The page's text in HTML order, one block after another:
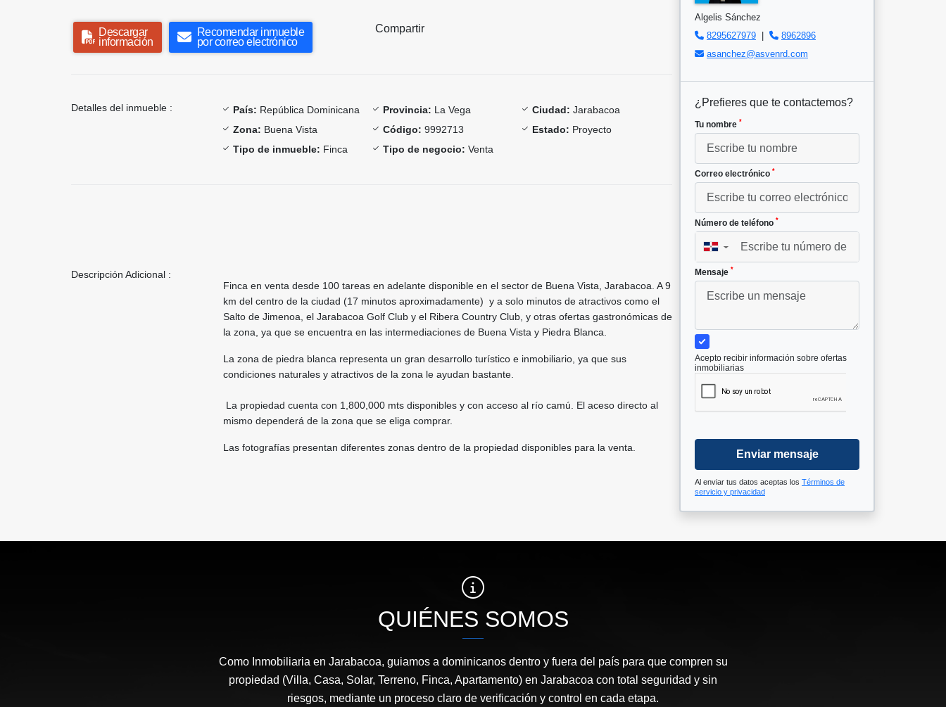
Descargar
información
Recomendar inmueble
por correo electrónico
Compartir
Detalles del inmueble : País: República Dominicana Provincia: La Vega Ciudad: Jarabacoa
Zona: Buena Vista Código: 9992713 Estado: Proyecto
Tipo de inmueble: Finca Tipo de negocio: Venta
Descripción Adicional :
Finca en venta desde 100 tareas en adelante disponible en el sector de Buena Vista, Jarabacoa. A 9
km del centro de la ciudad (17 minutos aproximadamente) y a solo minutos de atractivos como el
Salto de Jimenoa, el Jarabacoa Golf Club y el Ribera Country Club, y otras ofertas gastronómicas de
la zona, ya que se encuentra en las intermediaciones de Buena Vista y Piedra Blanca.
La zona de piedra blanca representa un gran desarrollo turístico e inmobiliario, ya que sus
condiciones naturales y atractivos de la zona le ayudan bastante.
La propiedad cuenta con 1,800,000 mts disponibles y con acceso al río camú. El aceso directo al
mismo dependerá de la zona que se eliga comprar.
Las fotografías presentan diferentes zonas dentro de la propiedad disponibles para la venta.
Algelis Sánchez
8295627979 |
8962896
asanchez@asvenrd.com
¿Prefieres que te contactemos?
Tu nombre *
Correo electrónico *
Número de teléfono *
▼
Mensaje *
Acepto recibir información sobre ofertas
inmobiliarias
Enviar mensaje
Al enviar tus datos aceptas los Términos de
servicio y privacidad
QUIÉNES SOMOS
Como Inmobiliaria en Jarabacoa, guiamos a dominicanos dentro y fuera del país para que compren su
propiedad (Villa, Casa, Solar, Terreno, Finca, Apartamento) en Jarabacoa con total seguridad y sin
riesgos, mediante un proceso claro de verificación y control en cada etapa.